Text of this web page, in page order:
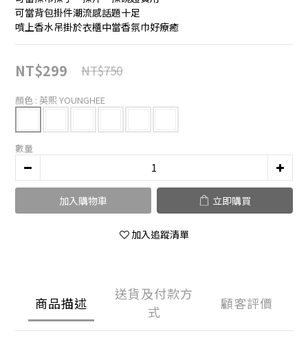
可當背包掛件潮流感話題十足
噴上香水吊掛於衣櫃中當香氛巾好療癒
NT$299 NT$750
顏色 : 英熙 YOUNGHEE
數量
加入購物車 立即購買
加入追蹤清單
商品描述
送貨及付款方
式
顧客評價